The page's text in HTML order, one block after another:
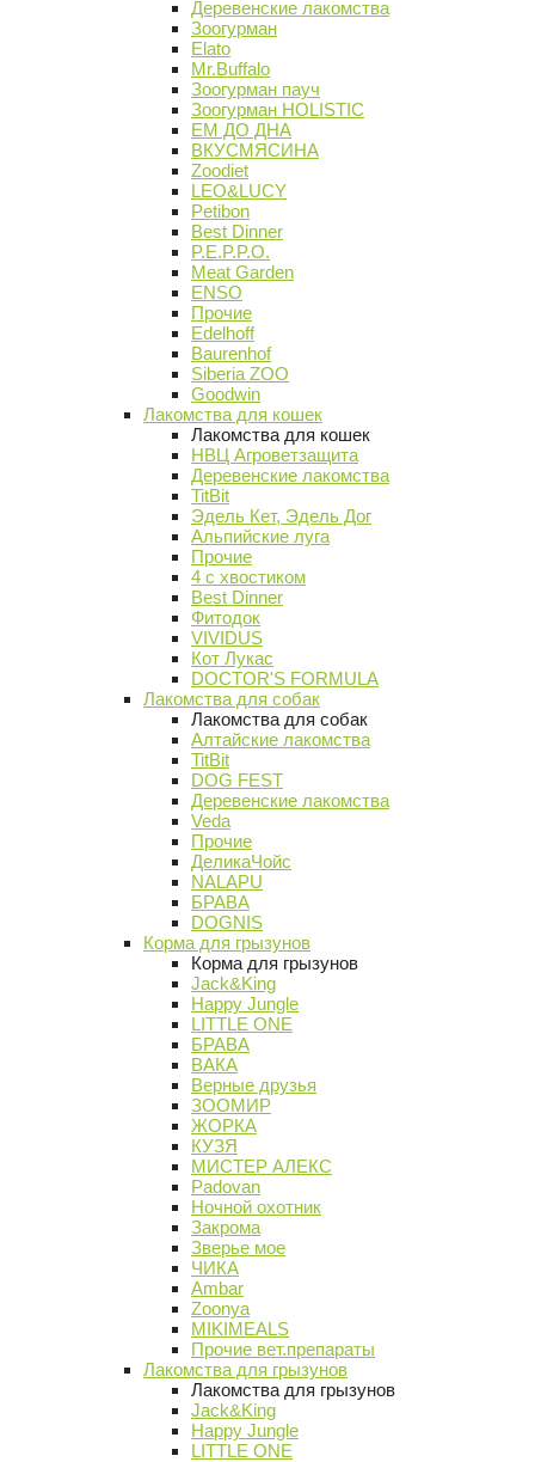
Деревенские лакомства
Зоогурман
Elato
Mr.Buffalo
Зоогурман пауч
Зоогурман HOLISTIC
ЕМ ДО ДНА
ВКУСМЯСИНА
Zoodiet
LEO&LUCY
Petibon
Best Dinner
P.E.P.P.O.
Meat Garden
ENSO
Прочие
Edelhoff
Baurenhof
Siberia ZOO
Goodwin
Лакомства для кошек
Лакомства для кошек
НВЦ Агроветзащита
Деревенские лакомства
TitBit
Эдель Кет, Эдель Дог
Альпийские луга
Прочие
4 с хвостиком
Best Dinner
Фитодок
VIVIDUS
Кот Лукас
DOCTOR'S FORMULA
Лакомства для собак
Лакомства для собак
Алтайские лакомства
TitBit
DOG FEST
Деревенские лакомства
Veda
Прочие
ДеликаЧойс
NALAPU
БРАВА
DOGNIS
Корма для грызунов
Корма для грызунов
Jack&King
Happy Jungle
LITTLE ONE
БРАВА
ВАКА
Верные друзья
ЗООМИР
ЖОРКА
КУЗЯ
МИСТЕР АЛЕКС
Padovan
Ночной охотник
Закрома
Зверье мое
ЧИКА
Ambar
Zoonya
MIKIMEALS
Прочие вет.препараты
Лакомства для грызунов
Лакомства для грызунов
Jack&King
Happy Jungle
LITTLE ONE